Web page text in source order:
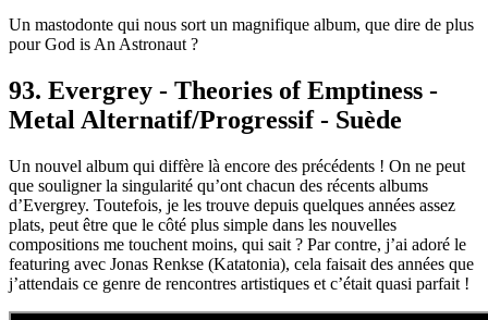
Un mastodonte qui nous sort un magnifique album, que dire de plus
pour God is An Astronaut ?
93. Evergrey - Theories of Emptiness -
Metal Alternatif/Progressif - Suède
Un nouvel album qui diffère là encore des précédents ! On ne peut
que souligner la singularité qu’ont chacun des récents albums
d’Evergrey. Toutefois, je les trouve depuis quelques années assez
plats, peut être que le côté plus simple dans les nouvelles
compositions me touchent moins, qui sait ? Par contre, j’ai adoré le
featuring avec Jonas Renkse (Katatonia), cela faisait des années que
j’attendais ce genre de rencontres artistiques et c’était quasi parfait !